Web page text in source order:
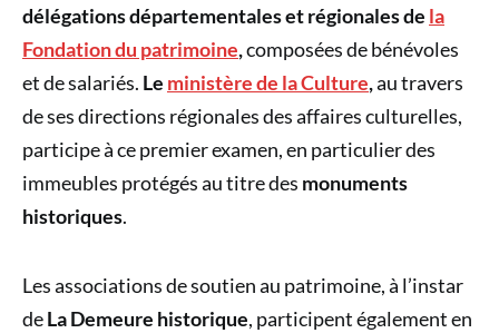
délégations départementales et régionales de la
Fondation du patrimoine,composées de bénévoles
et de salariés. Le ministère de la Culture,au travers
de ses directions régionales des affaires culturelles,
participe à ce premier examen, en particulier des
immeubles protégés au titre des monuments
historiques.
Les associations de soutien au patrimoine, à l’instar
deLa Demeure historique, participent également en